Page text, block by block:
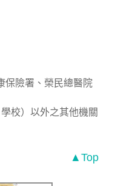
保險署、榮民總醫院
校）以外之其他機關
▲Top